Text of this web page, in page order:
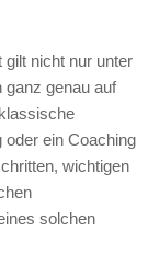
nicht nur unter
ganz genau auf
oder ein Coaching
wichtigen
solchen